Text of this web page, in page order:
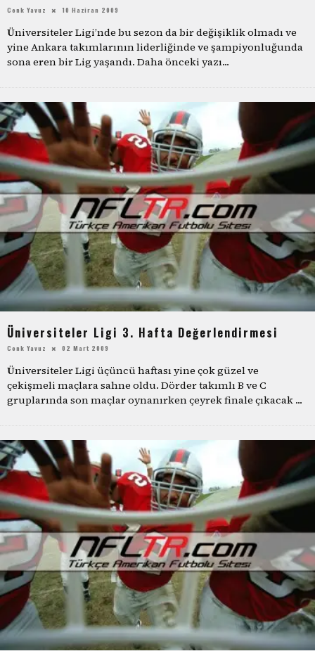
Cenk Yavuz 10 Haziran 2009
Üniversiteler Ligi’nde bu sezon da bir değişiklik olmadı ve
yine Ankara takımlarının liderliğinde ve şampiyonluğunda
sona eren bir Lig yaşandı. Daha önceki yazı...
Üniversiteler Ligi 3. Hafta Değerlendirmesi
Cenk Yavuz 02 Mart 2009
Üniversiteler Ligi üçüncü haftası yine çok güzel ve
çekişmeli maçlara sahne oldu. Dörder takımlı B ve C
gruplarında son maçlar oynanırken çeyrek finale çıkacak ...